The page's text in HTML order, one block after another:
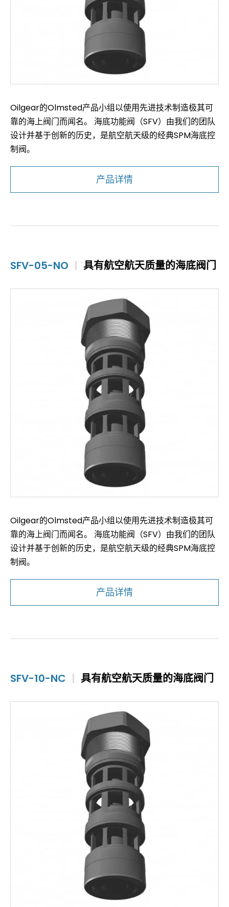
Oilgear的Olmsted产品小组以使用先进技术制造极其可
靠的海上阀门而闻名。 海底功能阀（SFV）由我们的团队
设计并基于创新的历史，是航空航天级的经典SPM海底控
制阀。
产品详情
SFV-05-NO | 具有航空航天质量的海底阀门
Oilgear的Olmsted产品小组以使用先进技术制造极其可
靠的海上阀门而闻名。 海底功能阀（SFV）由我们的团队
设计并基于创新的历史，是航空航天级的经典SPM海底控
制阀。
产品详情
SFV-10-NC | 具有航空航天质量的海底阀门